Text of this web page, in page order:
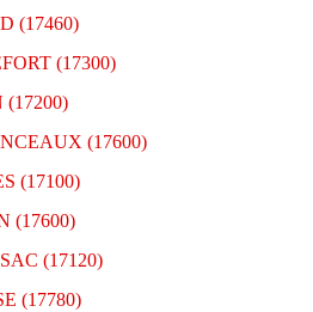
(17460)
(17300)
(17200)
(17600)
(17100)
(17600)
(17120)
(17780)